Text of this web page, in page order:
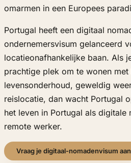
omarmen in een Europees
Portugal heeft een digitaal
ondernemersvisum gelanceerd
locatieonafhankelijke baan. Als
prachtige plek om te wonen
levensonderhoud, geweldig
reislocatie, dan wacht Portugal
het leven in Portugal als
remote werker.
Vraag je digitaal-nomadenvisum aan